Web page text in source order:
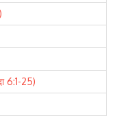
6:1-25)